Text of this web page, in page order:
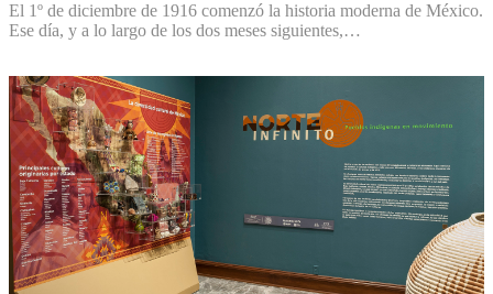
El 1º de diciembre de 1916 comenzó la historia moderna de México.
Ese día, y a lo largo de los dos meses siguientes,…